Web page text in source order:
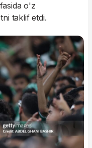
o'z
taklif etdi.